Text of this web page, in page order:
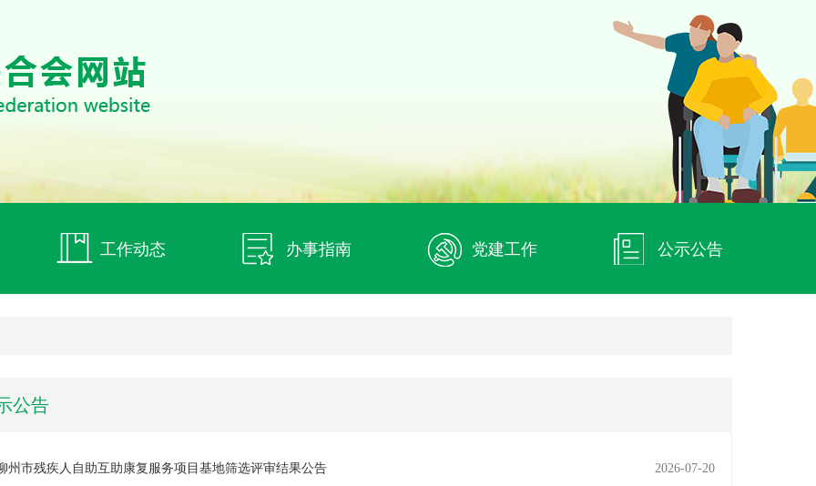
工作动态 办事指南 党建工作 公示公告
公告
2026-07-20
州市残疾人自助互助康复服务项目基地筛选评审结果公告